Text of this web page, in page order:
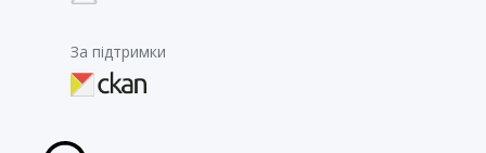
За підтримки